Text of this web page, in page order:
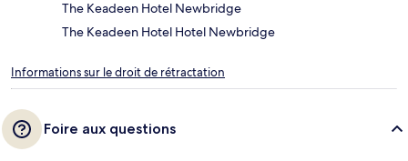
The Keadeen Hotel Newbridge
The Keadeen Hotel Hotel Newbridge
Informations sur le droit de rétractation
Foire aux questions